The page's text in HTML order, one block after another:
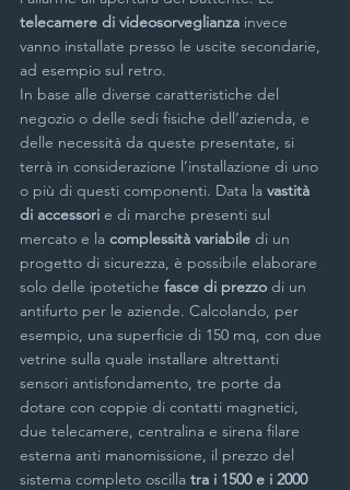
telecamere di videosorveglianza invece
vanno installate presso le uscite secondarie,
ad esempio sul retro.
In base alle diverse caratteristiche del
negozio o delle sedi fisiche dell’azienda, e
delle necessità da queste presentate, si
terrà in considerazione l’installazione di uno
o più di questi componenti. Data la vastità
di accessori e di marche presenti sul
mercato e la complessità variabile di un
progetto di sicurezza, è possibile elaborare
solo delle ipotetiche fasce di prezzo di un
antifurto per le aziende. Calcolando, per
esempio, una superficie di 150 mq, con due
vetrine sulla quale installare altrettanti
sensori antisfondamento, tre porte da
dotare con coppie di contatti magnetici,
due telecamere, centralina e sirena filare
esterna anti manomissione, il prezzo del
sistema completo oscilla tra i 1500 e i 2000